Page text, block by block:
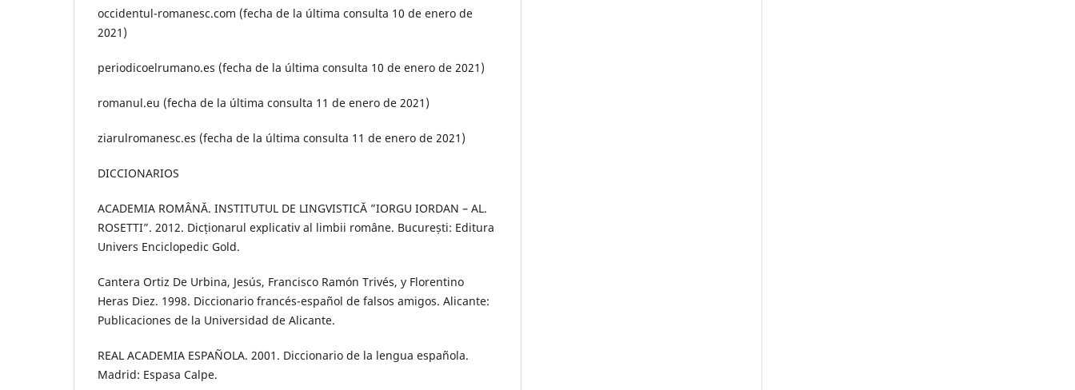
occidentul-romanesc.com (fecha de la última consulta 10 de enero de
2021)
periodicoelrumano.es (fecha de la última consulta 10 de enero de 2021)
romanul.eu (fecha de la última consulta 11 de enero de 2021)
ziarulromanesc.es (fecha de la última consulta 11 de enero de 2021)
DICCIONARIOS
ACADEMIA ROMÂNĂ. INSTITUTUL DE LINGVISTICĂ ”IORGU IORDAN – AL.
ROSETTI”. 2012. Dicționarul explicativ al limbii române. București: Editura
Univers Enciclopedic Gold.
Cantera Ortiz De Urbina, Jesús, Francisco Ramón Trivés, y Florentino
Heras Diez. 1998. Diccionario francés-español de falsos amigos. Alicante:
Publicaciones de la Universidad de Alicante.
REAL ACADEMIA ESPAÑOLA. 2001. Diccionario de la lengua española.
Madrid: Espasa Calpe.